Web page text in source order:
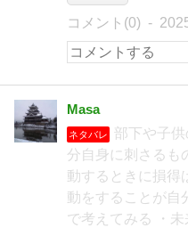
コメント(0)
Masa
ネタバレ
部下や子
分自身に刺さるも
動するときに損得
動をすることが自
で考えてみる ・